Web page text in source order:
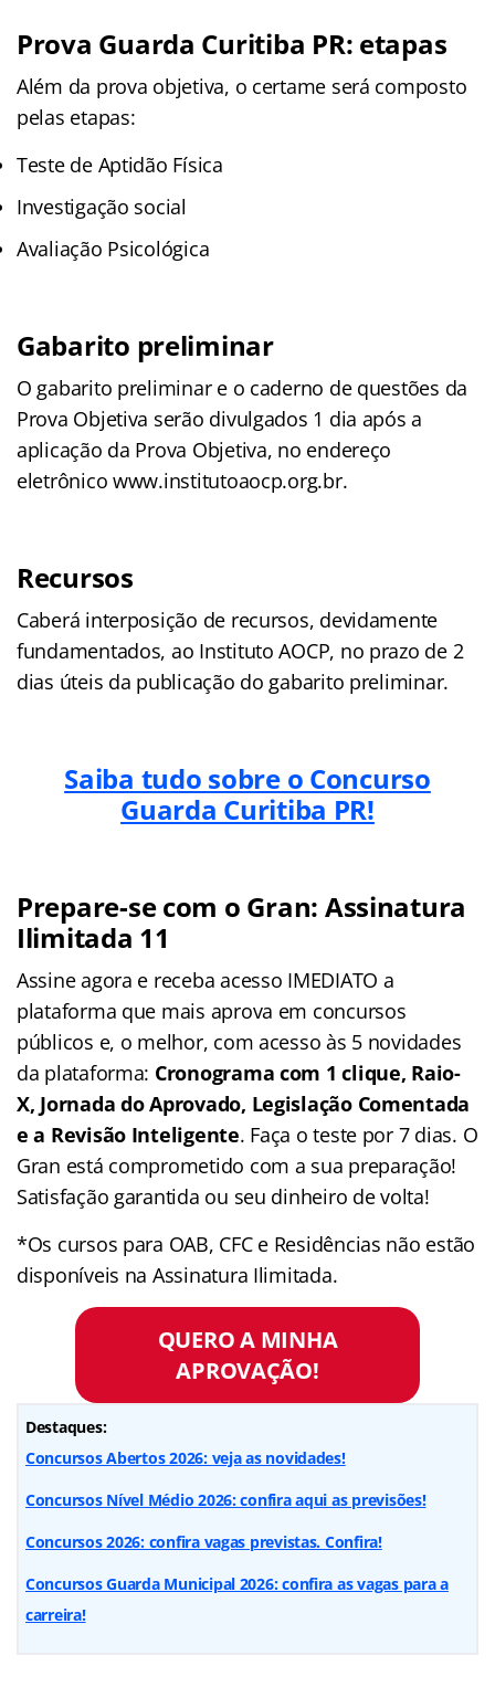
Prova Guarda Curitiba PR: etapas
Além da prova objetiva, o certame será composto
pelas etapas:
Teste de Aptidão Física
Investigação social
Avaliação Psicológica
Gabarito preliminar
O gabarito preliminar e o caderno de questões da
Prova Objetiva serão divulgados 1 dia após a
aplicação da Prova Objetiva, no endereço
eletrônico www.institutoaocp.org.br.
Recursos
Caberá interposição de recursos, devidamente
fundamentados, ao Instituto AOCP, no prazo de 2
dias úteis da publicação do gabarito preliminar.
Saiba tudo sobre o Concurso
Guarda Curitiba PR!
Prepare-se com o Gran: Assinatura
Ilimitada 11
Assine agora e receba acesso IMEDIATO a
plataforma que mais aprova em concursos
públicos e, o melhor, com acesso às 5 novidades
da plataforma: Cronograma com 1 clique, Raio-
X, Jornada do Aprovado, Legislação Comentada
e a Revisão Inteligente. Faça o teste por 7 dias. O
Gran está comprometido com a sua preparação!
Satisfação garantida ou seu dinheiro de volta!
*Os cursos para OAB, CFC e Residências não estão
disponíveis na Assinatura Ilimitada.
QUERO A MINHA
APROVAÇÃO!
Destaques:
Concursos Abertos 2026: veja as novidades!
Concursos Nível Médio 2026: confira aqui as previsões!
Concursos 2026: confira vagas previstas. Confira!
Concursos Guarda Municipal 2026: confira as vagas para a
carreira!